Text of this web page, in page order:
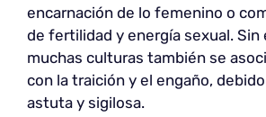
encarnación de lo femenino o
de fertilidad y energía sexual. Sin
muchas culturas también se
con la traición y el engaño,
astuta y sigilosa.